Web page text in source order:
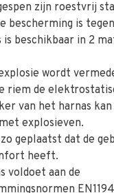
zijn roestvrij
bescherming is
is beschikbaar in 2
wordt
riem de
van het harnas
explosieven.
geplaatst dat de
heeft.
voldoet aan de